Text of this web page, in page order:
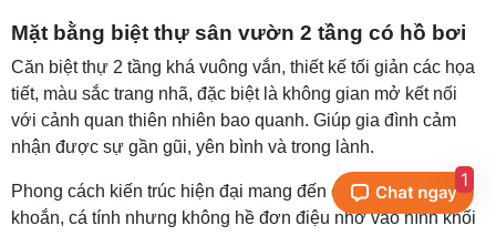
Mặt bằng biệt thự sân vườn 2 tầng có hồ bơi
Căn biệt thự 2 tầng khá vuông vắn, thiết kế tối giản các họa
tiết, màu sắc trang nhã, đặc biệt là không gian mở kết nối
với cảnh quan thiên nhiên bao quanh. Giúp gia đình cảm
nhận được sự gần gũi, yên bình và trong lành.
Phong cách kiến trúc hiện đại mang đến cái nhìn khỏe
khoắn, cá tính nhưng không hề đơn điệu nhờ vào hình khối
1